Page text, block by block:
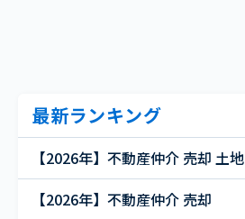
最新ランキング
【2026年】不動産仲介 売却 土地
【2026年】不動産仲介 売却